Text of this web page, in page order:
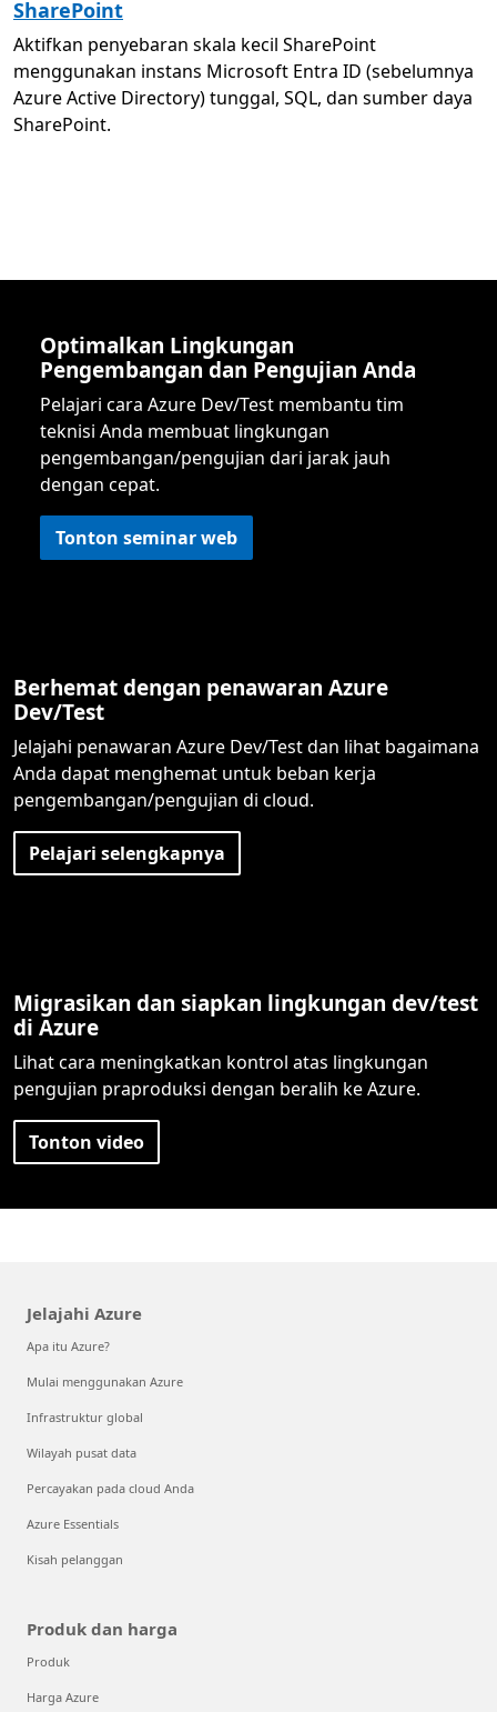
SharePoint
Aktifkan penyebaran skala kecil SharePoint
menggunakan instans Microsoft Entra ID (sebelumnya
Azure Active Directory) tunggal, SQL, dan sumber daya
SharePoint.
Optimalkan Lingkungan
Pengembangan dan Pengujian Anda
Pelajari cara Azure Dev/Test membantu tim
teknisi Anda membuat lingkungan
pengembangan/pengujian dari jarak jauh
dengan cepat.
Tonton seminar web
Berhemat dengan penawaran Azure
Dev/Test
Jelajahi penawaran Azure Dev/Test dan lihat bagaimana
Anda dapat menghemat untuk beban kerja
pengembangan/pengujian di cloud.
Pelajari selengkapnya
Migrasikan dan siapkan lingkungan dev/test
di Azure
Lihat cara meningkatkan kontrol atas lingkungan
pengujian praproduksi dengan beralih ke Azure.
Tonton video
Jelajahi Azure
Apa itu Azure?
Mulai menggunakan Azure
Infrastruktur global
Wilayah pusat data
Percayakan pada cloud Anda
Azure Essentials
Kisah pelanggan
Produk dan harga
Produk
Harga Azure